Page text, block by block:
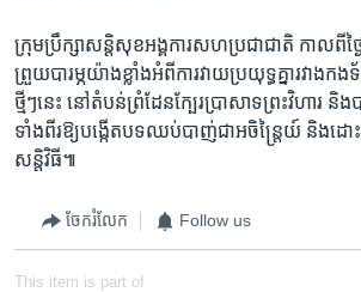
ក្រុម​ប្រឹក្សា​សន្តិសុខ​អង្គការ​សហ​ប្រជាជាតិ​ កាលពី​ថ្ង
ព្រួយ​បារម្ភ​យ៉ាង​ខ្លាំង​អំពី​ការ​វាយ​ប្រយុទ្ធ​គ្នា​រវាង​ក
ថ្មីៗ​នេះ​ ​នៅតំបន់​ព្រំដែន​ក្បែរ​ប្រាសាទ​ព្រះវិហារ ​និ
ទាំងពីរ​ឱ្យ​បង្កើត​បទ​ឈប់បាញ់​ជា​អចិន្ត្រៃយ៍ ​និង​ដ
សន្តិវិធី៕
ចែករំលែក Follow us
This item is part of